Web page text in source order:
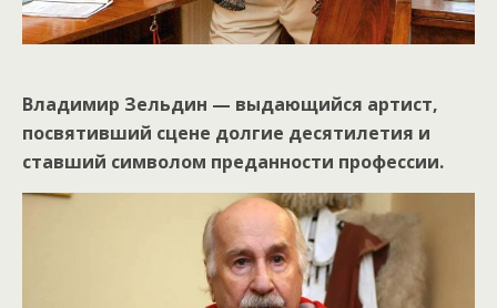
Владимир Зельдин — выдающийся артист,
посвятивший сцене долгие десятилетия и
ставший символом преданности профессии.